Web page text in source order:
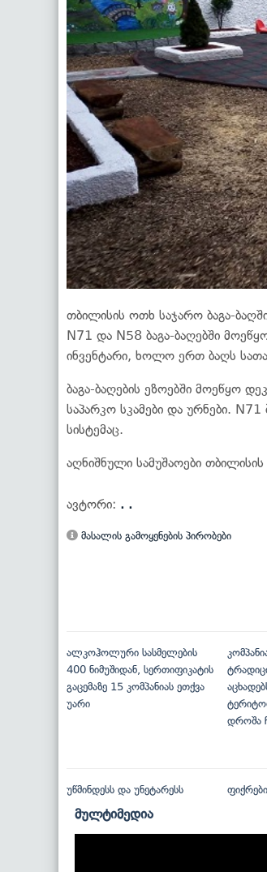
თბილისის ოთხ საჯარო ბაგა-
N71 და N58 ბაგა-ბაღებში
ინვენტარი, ხოლო ერთ ბაღს
ბაგა-ბაღების ეზოებში მოეწყო
საპარკო სკამები და ურნები.
სისტემაც.
აღნიშნული სამუშაოები
ავტორი: . .
მასალის გამოყენების პირობები
ალკოჰოლური სასმელების
400 ნიმუშიდან, სერთიფიკატის
გაცემაზე 15 კომპანიას ეთქვა
უარი
დროშა
უწმინდესს და უნეტარესს
მულტიმედია